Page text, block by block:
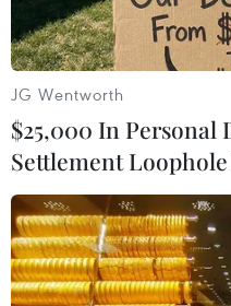
TIN LIÊN QUAN
JG Wentworth
$25,000 In Personal
Settlement